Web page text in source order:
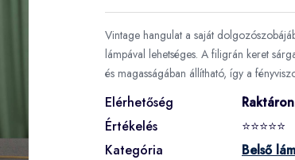
Vintage hangulat a saját
lámpával lehetséges. A filigrán keret
és magasságában állítható, így a
Elérhetőség
Értékelés
⭐⭐⭐⭐⭐
Kategória
Belső